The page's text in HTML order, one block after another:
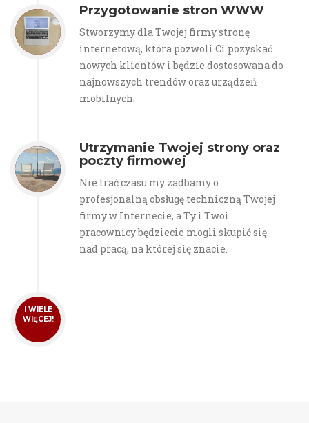
Przygotowanie stron WWW
Stworzymy dla Twojej firmy stronę
internetową, która pozwoli Ci pozyskać
nowych klientów i będzie dostosowana do
najnowszych trendów oraz urządzeń
mobilnych.
Utrzymanie Twojej strony oraz
poczty firmowej
Nie trać czasu my zadbamy o
profesjonalną obsługę techniczną Twojej
firmy w Internecie, a Ty i Twoi
pracownicy będziecie mogli skupić się
nad pracą, na której się znacie.
I WIELE
WIĘCEJ!